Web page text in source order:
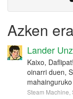
Azken
Lander
Kaixo,
oinarri duen,
Steam Machine,